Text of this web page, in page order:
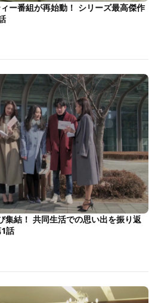
ー番組が再始動！ シリーズ最高傑作
集結！ 共同生活での思い出を振り返
話